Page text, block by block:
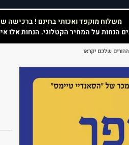
משלוח מוקפד ואכותי בחינם ! ברכישה של
הנחות על המחיר הקטלוגי. הנחות
שלכם יקראו